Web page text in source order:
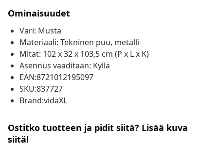
Ominaisuudet
Väri: Musta
Materiaali: Tekninen puu, metalli
Mitat: 102 x 32 x 103,5 cm (P x L x K)
Asennus vaaditaan: Kyllä
EAN:8721012195097
SKU:837727
Brand:vidaXL
Ostitko tuotteen ja pidit siitä? Lisää kuva
siitä!